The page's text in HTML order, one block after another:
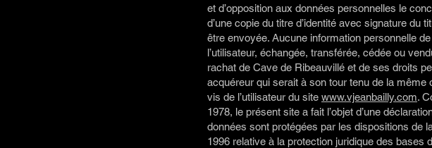
et d’opposition aux données personnelles le
d’une copie du titre d’identité avec signature du
être envoyée. Aucune information personnelle de
l’utilisateur, échangée, transférée, cédée ou
rachat de Cave de Ribeauvillé et de ses droits
acquéreur qui serait à son tour tenu de la
vis de l’utilisateur du site www.vjeanbailly.com.
1978, le présent site a fait l’objet d’une
données sont protégées par les dispositions de
1996 relative à la protection juridique des bases